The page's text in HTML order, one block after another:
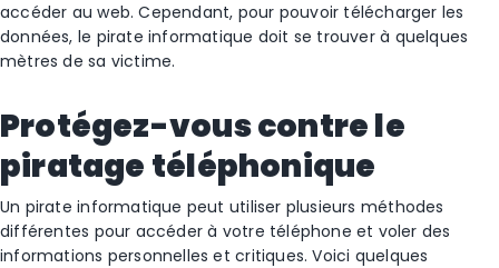
accéder au web. Cependant, pour pouvoir télécharger les
données, le pirate informatique doit se trouver à quelques
mètres de sa victime.
Protégez-vous contre le
piratage téléphonique
Un pirate informatique peut utiliser plusieurs méthodes
différentes pour accéder à votre téléphone et voler des
informations personnelles et critiques. Voici quelques